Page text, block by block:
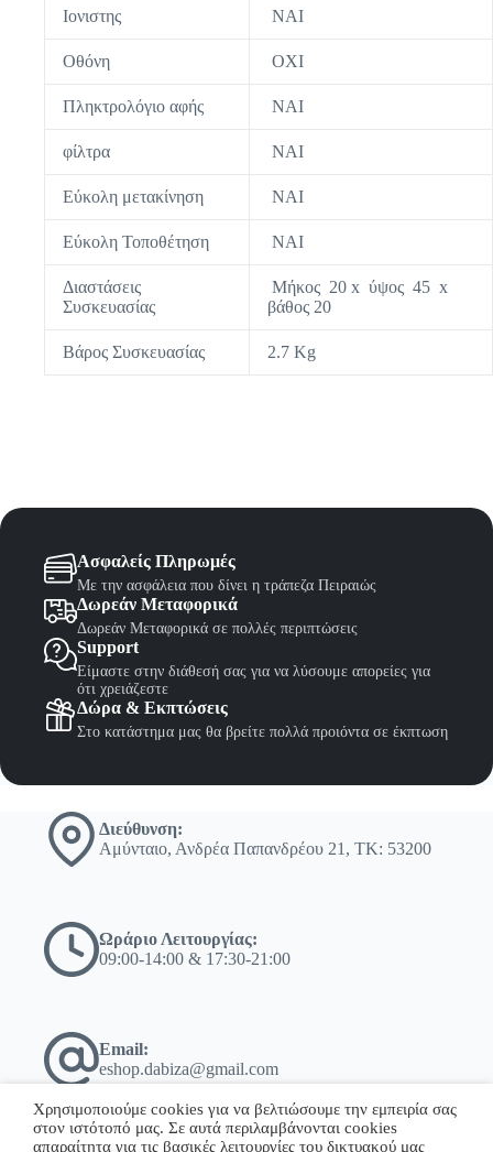
Ιονιστης ΝΑΙ
Οθόνη ΟΧΙ
Πληκτρολόγιο αφής NAI
φίλτρα NAI
Εύκολη μετακίνηση ΝΑΙ
Εύκολη Τοποθέτηση ΝΑΙ
Διαστάσεις
Συσκευασίας
Μήκος 20 x ύψος 45 x
βάθος 20
Βάρος Συσκευασίας 2.7 Κg
Ασφαλείς Πληρωμές
Με την ασφάλεια που δίνει η τράπεζα Πειραιώς
Δωρεάν Μεταφορικά
Δωρεάν Μεταφορικά σε πολλές περιπτώσεις
Support
Είμαστε στην διάθεσή σας για να λύσουμε απορείες για
ότι χρειάζεστε
Δώρα & Εκπτώσεις
Στο κατάστημα μας θα βρείτε πολλά προιόντα σε έκπτωση
Διεύθυνση:
Αμύνταιο, Ανδρέα Παπανδρέου 21, ΤΚ: 53200
Ωράριο Λειτουργίας:
09:00-14:00 & 17:30-21:00
Email:
eshop.dabiza@gmail.com
Χρησιμοποιούμε cookies για να βελτιώσουμε την εμπειρία σας
στον ιστότοπό μας. Σε αυτά περιλαμβάνονται cookies
απαραίτητα για τις βασικές λειτουργίες του δικτυακού μας